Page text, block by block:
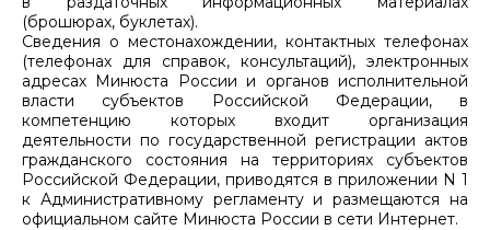
(брошюрах, буклетах).
Сведения о местонахождении, контактных телефонах
(телефонах для справок, консультаций), электронных
адресах Минюста России и органов исполнительной
власти субъектов Российской Федерации, в
компетенцию которых входит организация
деятельности по государственной регистрации актов
гражданского состояния на территориях субъектов
Российской Федерации, приводятся в приложении N 1
к Административному регламенту и размещаются на
официальном сайте Минюста России в сети Интернет.